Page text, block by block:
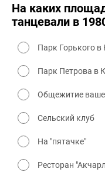
На каких
танцевали в
Парк Горького в
Парк Петрова в
Общежитие
Сельский клуб
На "пятачке"
Ресторан